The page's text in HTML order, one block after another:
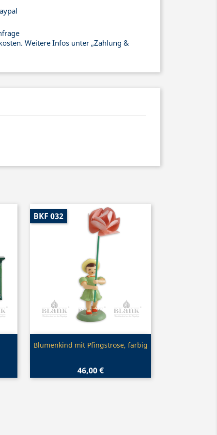
Weitere Infos unter „Zahlung &
Vorschau
Blumenkind mit Pfingstrose, farbig
46,00 €
BKF 032